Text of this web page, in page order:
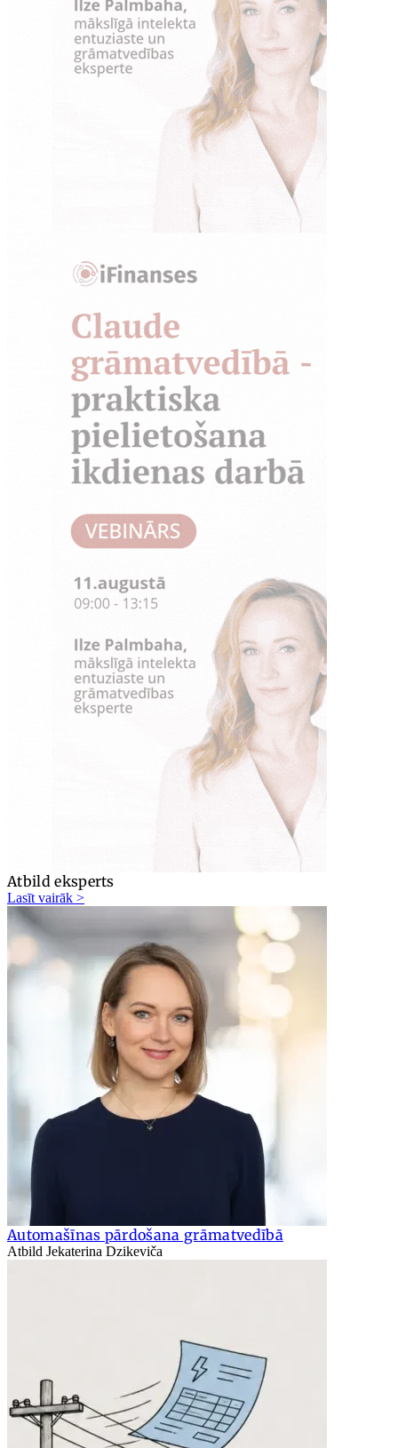
Atbild eksperts
Lasīt vairāk >
Automašīnas pārdošana grāmatvedībā
Atbild Jekaterina Dzikeviča